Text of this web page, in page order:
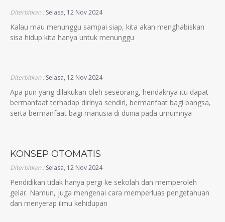
Diterbitkan :Selasa, 12 Nov 2024
Kalau mau menunggu sampai siap, kita akan menghabiskan
sisa hidup kita hanya untuk menunggu
Diterbitkan :Selasa, 12 Nov 2024
Apa pun yang dilakukan oleh seseorang, hendaknya itu dapat
bermanfaat terhadap dirinya sendiri, bermanfaat bagi bangsa,
serta bermanfaat bagi manusia di dunia pada umumnya
KONSEP OTOMATIS
Diterbitkan :Selasa, 12 Nov 2024
Pendidikan tidak hanya pergi ke sekolah dan memperoleh
gelar. Namun, juga mengenai cara memperluas pengetahuan
dan menyerap ilmu kehidupan